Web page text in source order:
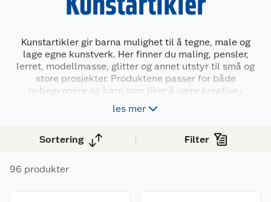
Kunstartikler gir barna mulighet til å tegne, male og
lage egne kunstverk. Her finner du maling, pensler,
lerret, modellmasse, glitter og annet utstyr til små og
store prosjekter. Produktene passer for både
nybegynnere og barn som liker å være kreative i
hverdagen. Med riktig utstyr blir det enklere å
uttrykke seg, lære nye teknikker og ha det gøy med
les mer
Sortering Filter
96 produkter